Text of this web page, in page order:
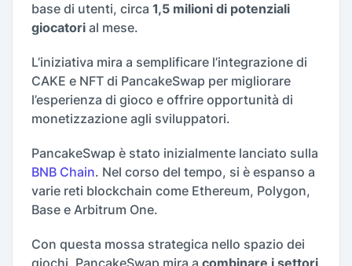
base di utenti, circa 1,5 milioni di potenziali
giocatori al mese.
L’iniziativa mira a semplificare l’integrazione di
CAKE e NFT di PancakeSwap per migliorare
l’esperienza di gioco e offrire opportunità di
monetizzazione agli sviluppatori.
PancakeSwap è stato inizialmente lanciato sulla
BNB Chain. Nel corso del tempo, si è espanso a
varie reti blockchain come Ethereum, Polygon,
Base e Arbitrum One.
Con questa mossa strategica nello spazio dei
giochi, PancakeSwap mira a combinare i settori